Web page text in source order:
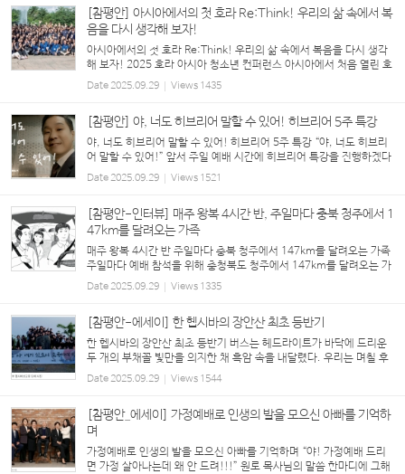
[참평안] 아시아에서의 첫 호라 Re:Think! 우리의 삶 속에서 복
음을 다시 생각해 보자!
아시아에서의 첫 호라 Re:Think! 우리의 삶 속에서 복음을 다시 생각
해 보자! 2025 호라 아시아 청소년 컨퍼런스 아시아에서 처음 열린 호
라 청소년 컨퍼런스(Hora Asia 2025 Youth & Young Adult Confe
rence)가 “다시 생각해 보자! RE:THI...
Date2025.09.29 Views 1435
[참평안] 야, 너도 히브리어 말할 수 있어! 히브리어 5주 특강
야, 너도 히브리어 말할 수 있어! 히브리어 5주 특강 “야, 너도 히브리
어 말할 수 있어!” 앞서 주일 예배 시간에 히브리어 특강을 진행하겠다
는 특별 광고 영상에서 나온 히브리어 한 문장, ‘하이(ייה) 감아템(םתא
Date2025.09.29 Views 1521
[참평안-인터뷰] 매주 왕복 4시간 반, 주일마다 충북 청주에서 1
47km를 달려오는 가족
매주 왕복 4시간 반 주일마다 충북 청주에서 147km를 달려오는 가족
주일마다 예배 참석을 위해 충청북도 청주에서 147km를 달려오는 가
족이 있다. 그루터기 류석진 성도 가족이 그 주인공. 주일이면 3명의
식구들은 해도 뜨지 않은 새벽에 일어나 나설...
Date2025.09.29 Views 1335
[참평안-에세이] 한 헵시바의 장안산 최초 등반기
한 헵시바의 장안산 최초 등반기 버스는 헤드라이트가 바닥에 드리운
두 개의 부채꼴 빛만을 의지한 채 흑암 속을 내달렸다. 우리는 며칠 후
에 있을 대선과 나라를 위한 기도회를 갖고자 장안산을 향해 가고 있었
다. 지도 어플을 켜보니, 어느새 대...
Date2025.09.29 Views 1544
[참평안_에세이] 가정예배로 인생의 발을 모으신 아빠를 기억하
며
가정예배로 인생의 발을 모으신 아빠를 기억하며 “야! 가정예배 드리
면 가정 살아나는데 왜 안 드려!!!” 원로 목사님의 말씀 한마디에 그해